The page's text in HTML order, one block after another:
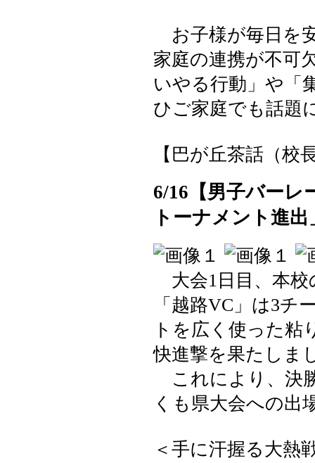
お子様が毎日を
家庭の連携が不可
いやる行動」や「
ひご家庭でも話題
【巴が丘茶話（校
6/16【男子バーレ
トーナメント進出
大会1日目、本校
「越路VC」は3チ
トを広く使った粘
快進撃を果たしま
これにより、決
くも県大会への出
＜手に汗握る大熱